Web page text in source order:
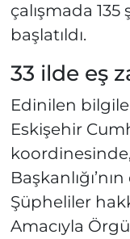
çalışmada
başlatıldı.
33 ilde eş
Edinilen
Eskişehir
Şüpheliler
Amacıyla